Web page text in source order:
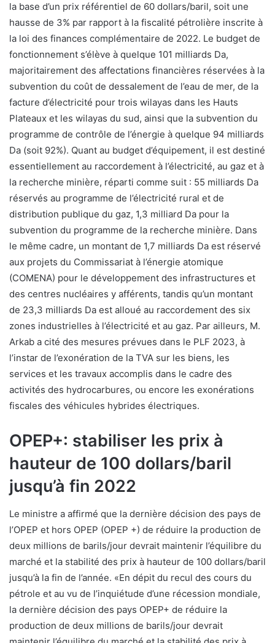
la base d’un prix référentiel de 60 dollars/baril, soit une
hausse de 3% par rapport à la fiscalité pétrolière inscrite à
la loi des finances complémentaire de 2022. Le budget de
fonctionnement s’élève à quelque 101 milliards Da,
majoritairement des affectations financières réservées à la
subvention du coût de dessalement de l’eau de mer, de la
facture d’électricité pour trois wilayas dans les Hauts
Plateaux et les wilayas du sud, ainsi que la subvention du
programme de contrôle de l’énergie à quelque 94 milliards
Da (soit 92%). Quant au budget d’équipement, il est destiné
essentiellement au raccordement à l’électricité, au gaz et à
la recherche minière, réparti comme suit : 55 milliards Da
réservés au programme de l’électricité rural et de
distribution publique du gaz, 1,3 milliard Da pour la
subvention du programme de la recherche minière. Dans
le même cadre, un montant de 1,7 milliards Da est réservé
aux projets du Commissariat à l’énergie atomique
(COMENA) pour le développement des infrastructures et
des centres nucléaires y afférents, tandis qu’un montant
de 23,3 milliards Da est alloué au raccordement des six
zones industrielles à l’électricité et au gaz. Par ailleurs, M.
Arkab a cité des mesures prévues dans le PLF 2023, à
l’instar de l’exonération de la TVA sur les biens, les
services et les travaux accomplis dans le cadre des
activités des hydrocarbures, ou encore les exonérations
fiscales des véhicules hybrides électriques.
OPEP+: stabiliser les prix à
hauteur de 100 dollars/baril
jusqu’à fin 2022
Le ministre a affirmé que la dernière décision des pays de
l’OPEP et hors OPEP (OPEP +) de réduire la production de
deux millions de barils/jour devrait maintenir l’équilibre du
marché et la stabilité des prix à hauteur de 100 dollars/baril
jusqu’à la fin de l’année. «En dépit du recul des cours du
pétrole et au vu de l’inquiétude d’une récession mondiale,
la dernière décision des pays OPEP+ de réduire la
production de deux millions de barils/jour devrait